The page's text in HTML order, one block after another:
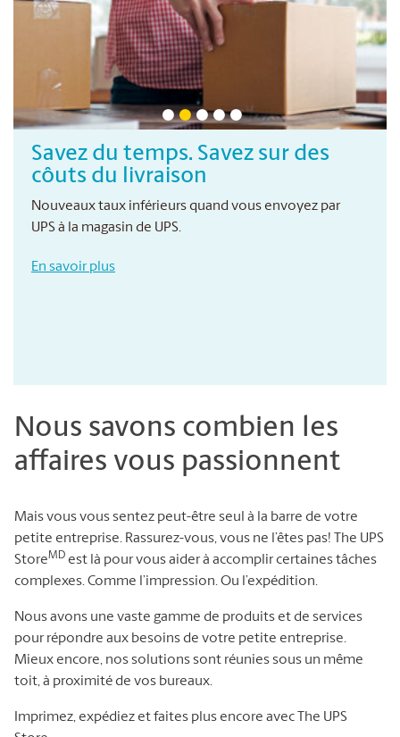
Savez du temps. Savez sur des
côuts du livraison
Nouveaux taux inférieurs quand vous envoyez par
UPS à la magasin de UPS.
En savoir plus
Nous savons combien les
affaires vous passionnent
Mais vous vous sentez peut-être seul à la barre de votre
petite entreprise. Rassurez-vous, vous ne l’êtes pas! The UPS
StoreMD est là pour vous aider à accomplir certaines tâches
complexes. Comme l’impression. Ou l’expédition.
Nous avons une vaste gamme de produits et de services
pour répondre aux besoins de votre petite entreprise.
Mieux encore, nos solutions sont réunies sous un même
toit, à proximité de vos bureaux.
Imprimez, expédiez et faites plus encore avec The UPS